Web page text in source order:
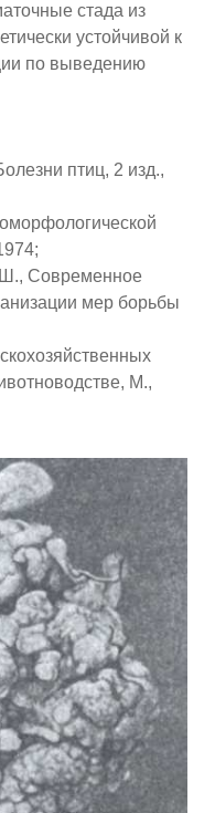
стада из
устойчивой к
по выведению
птиц, 2 изд.,
Ш., Современное
мер борьбы
М.,